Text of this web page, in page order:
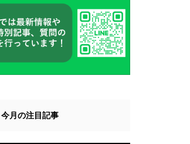
今月の注目記事